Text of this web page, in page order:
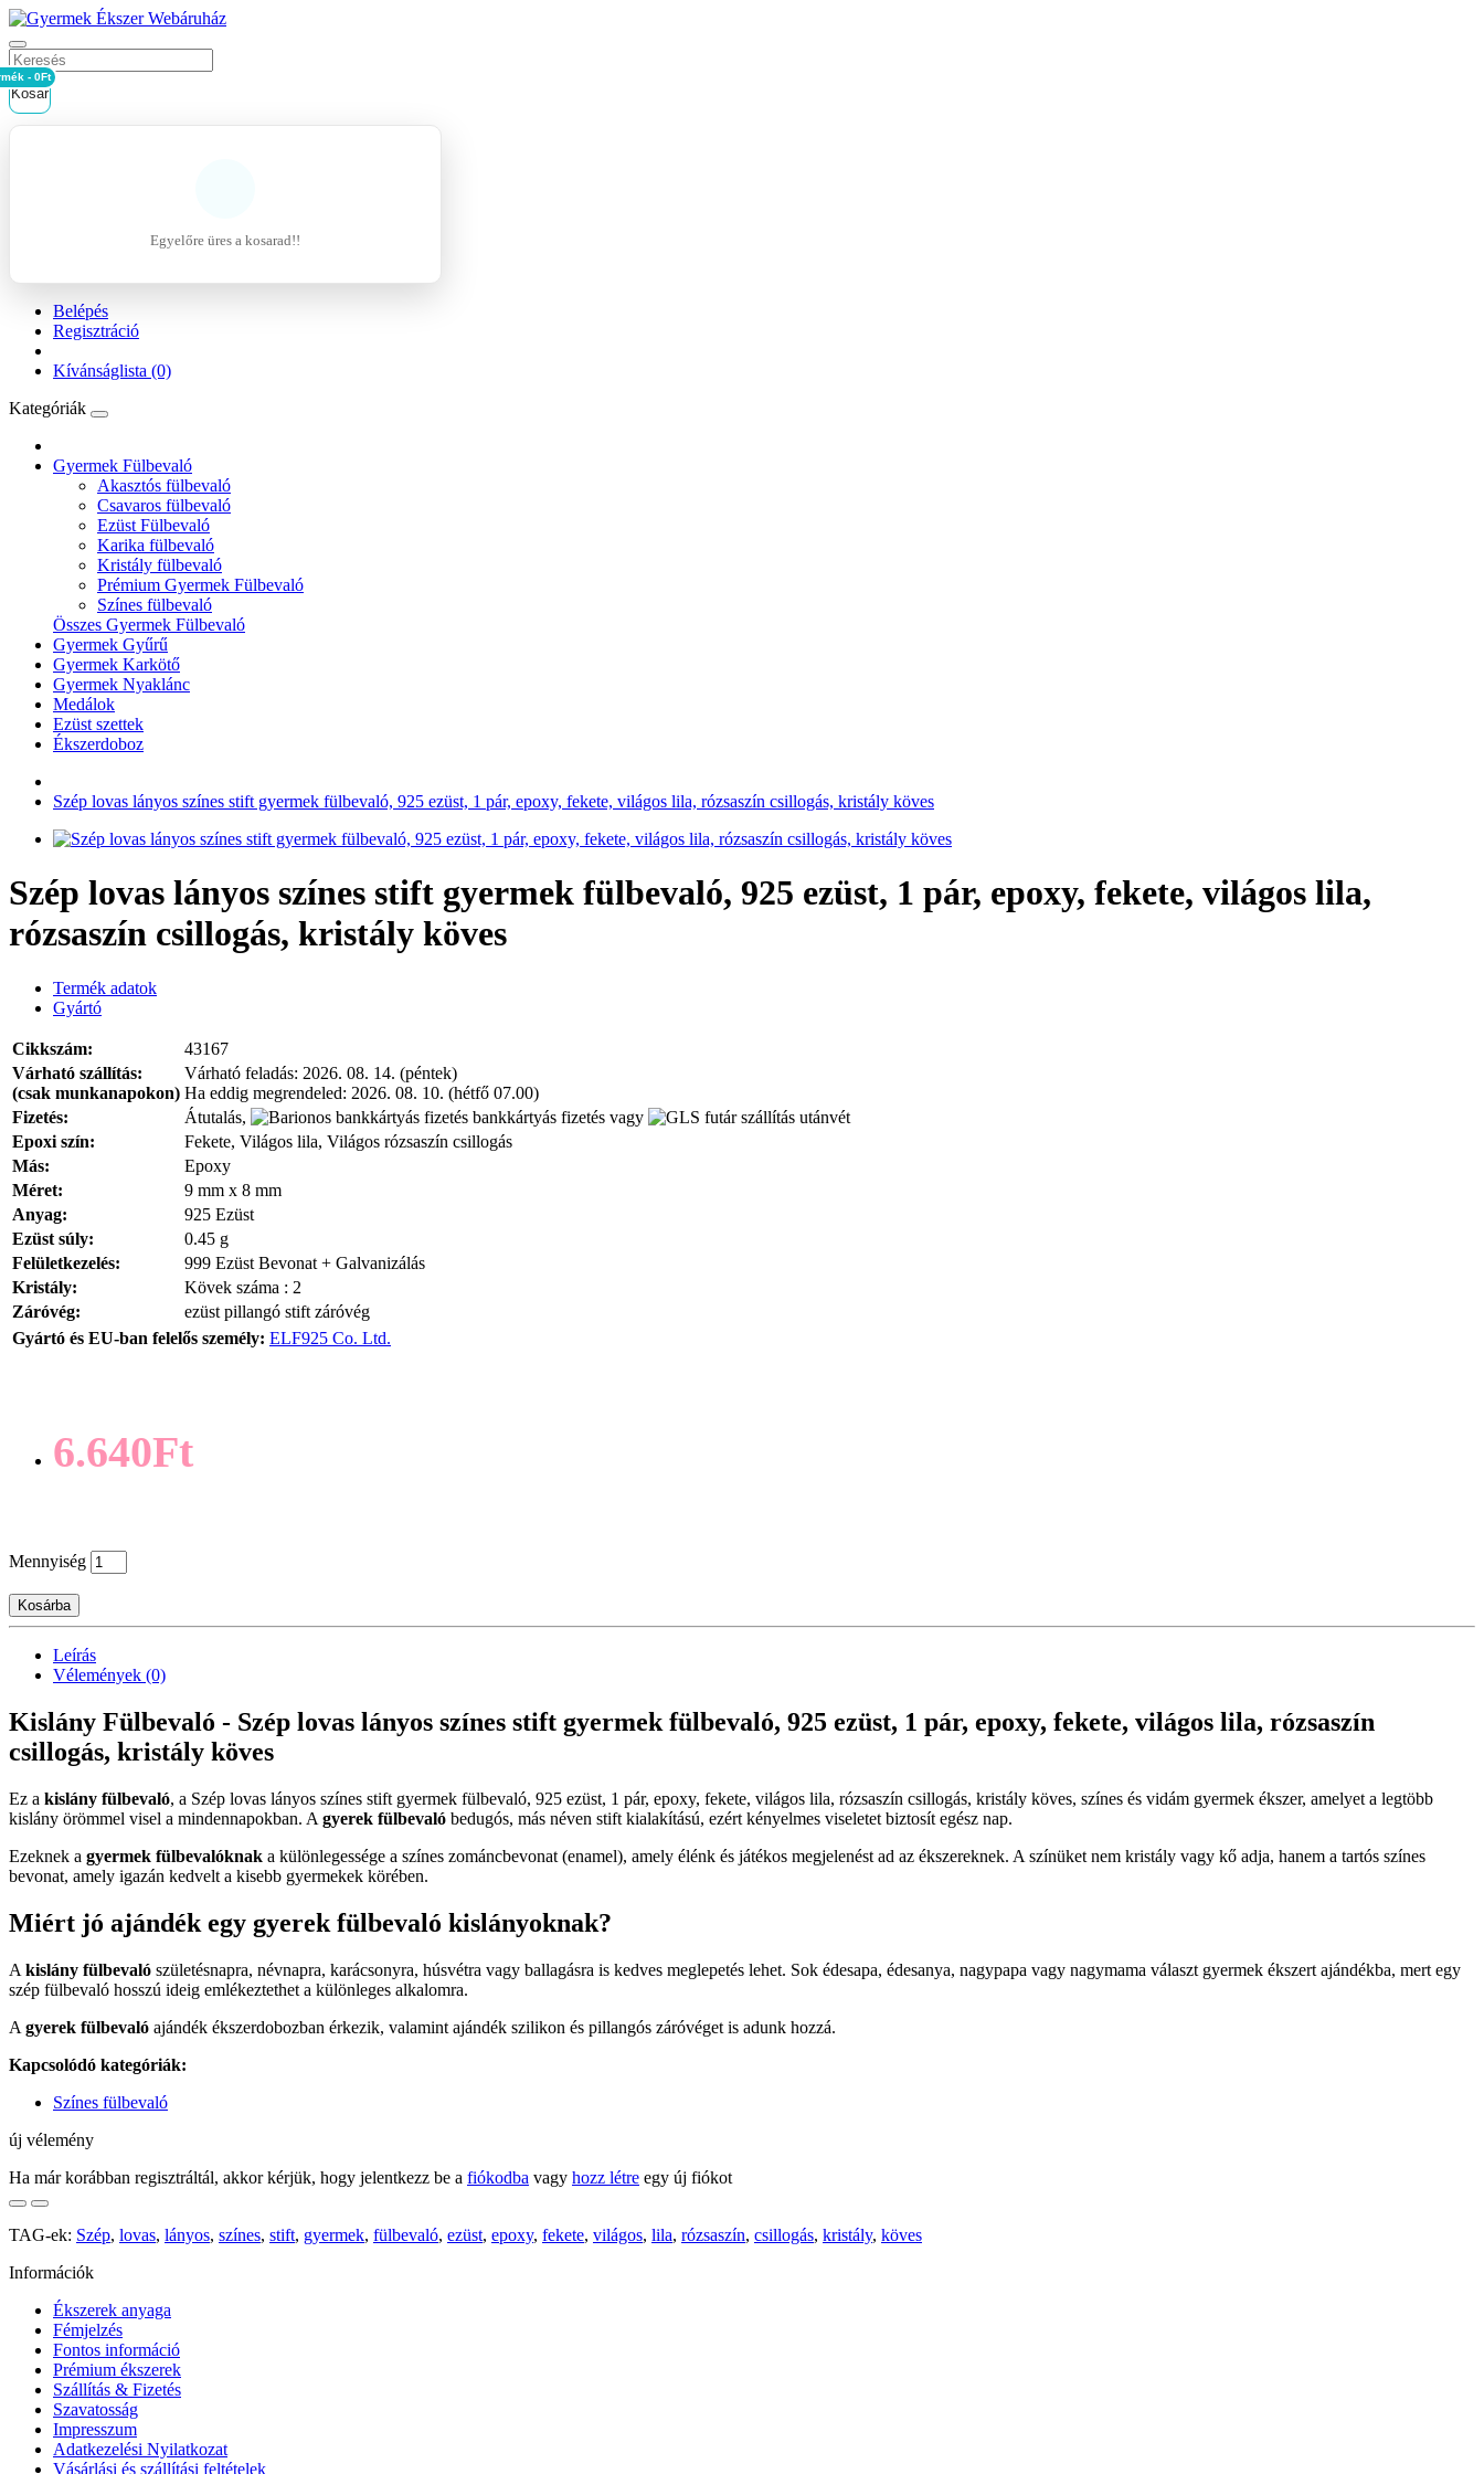
Kosár
- 0Ft
Egyelőre üres a kosarad!!
Belépés
Regisztráció
Kívánságlista (0)
Kategóriák
Gyermek Fülbevaló
Akasztós fülbevaló
Csavaros fülbevaló
Ezüst Fülbevaló
Karika fülbevaló
Kristály fülbevaló
Prémium Gyermek Fülbevaló
Színes fülbevaló
Összes Gyermek Fülbevaló
Gyermek Gyűrű
Gyermek Karkötő
Gyermek Nyaklánc
Medálok
Ezüst szettek
Ékszerdoboz
Szép lovas lányos színes stift gyermek fülbevaló, 925 ezüst, 1 pár, epoxy, fekete, világos lila, rózsaszín csillogás, kristály köves
Szép lovas lányos színes stift gyermek fülbevaló, 925 ezüst, 1 pár, epoxy, fekete, világos lila,
rózsaszín csillogás, kristály köves
Termék adatok
Gyártó
Cikkszám:
43167
Várható szállítás:
(csak munkanapokon)
Várható feladás: 2026. 08. 14. (péntek)
Ha eddig megrendeled: 2026. 08. 10. (hétfő 07.00)
Fizetés:
Átutalás, bankkártyás fizetés vagy
utánvét
Epoxi szín:
Fekete, Világos lila, Világos rózsaszín csillogás
Más:
Epoxy
Méret:
9 mm x 8 mm
Anyag:
925 Ezüst
Ezüst súly:
0.45 g
Felületkezelés:
999 Ezüst Bevonat + Galvanizálás
Kristály:
Kövek száma : 2
Záróvég:
ezüst pillangó stift záróvég
Gyártó és EU-ban felelős személy: ELF925 Co. Ltd.
6.640Ft
Mennyiség
Kosárba
Leírás
Vélemények (0)
Kislány Fülbevaló - Szép lovas lányos színes stift gyermek fülbevaló, 925 ezüst, 1 pár, epoxy, fekete, világos lila, rózsaszín
csillogás, kristály köves
Ez a kislány fülbevaló, a Szép lovas lányos színes stift gyermek fülbevaló, 925 ezüst, 1 pár, epoxy, fekete, világos lila, rózsaszín csillogás, kristály köves, színes és vidám gyermek ékszer, amelyet a legtöbb
kislány örömmel visel a mindennapokban. A gyerek fülbevaló bedugós, más néven stift kialakítású, ezért kényelmes viseletet biztosít egész nap.
Ezeknek a gyermek fülbevalóknak a különlegessége a színes zománcbevonat (enamel), amely élénk és játékos megjelenést ad az ékszereknek. A színüket nem kristály vagy kő adja, hanem a tartós színes
bevonat, amely igazán kedvelt a kisebb gyermekek körében.
Miért jó ajándék egy gyerek fülbevaló kislányoknak?
A kislány fülbevaló születésnapra, névnapra, karácsonyra, húsvétra vagy ballagásra is kedves meglepetés lehet. Sok édesapa, édesanya, nagypapa vagy nagymama választ gyermek ékszert ajándékba, mert egy
szép fülbevaló hosszú ideig emlékeztethet a különleges alkalomra.
A gyerek fülbevaló ajándék ékszerdobozban érkezik, valamint ajándék szilikon és pillangós záróvéget is adunk hozzá.
Kapcsolódó kategóriák:
Színes fülbevaló
új vélemény
Ha már korábban regisztráltál, akkor kérjük, hogy jelentkezz be a fiókodba vagy hozz létre egy új fiókot
TAG-ek: Szép, lovas, lányos, színes, stift, gyermek, fülbevaló, ezüst, epoxy, fekete, világos, lila, rózsaszín, csillogás, kristály, köves
Információk
Ékszerek anyaga
Fémjelzés
Fontos információ
Prémium ékszerek
Szállítás & Fizetés
Szavatosság
Impresszum
Adatkezelési Nyilatkozat
Vásárlási és szállítási feltételek